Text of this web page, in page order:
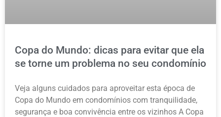
Copa do Mundo: dicas para evitar que ela
se torne um problema no seu condomínio
Veja alguns cuidados para aproveitar esta época de
Copa do Mundo em condomínios com tranquilidade,
segurança e boa convivência entre os vizinhos A Copa